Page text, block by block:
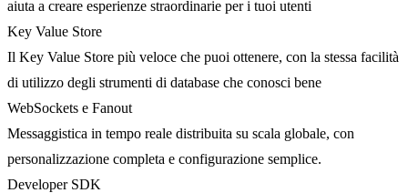
aiuta a creare esperienze straordinarie per i tuoi utenti
Key Value Store
Il Key Value Store più veloce che puoi ottenere, con la stessa facilità
di utilizzo degli strumenti di database che conosci bene
WebSockets e Fanout
Messaggistica in tempo reale distribuita su scala globale, con
personalizzazione completa e configurazione semplice.
Developer SDK